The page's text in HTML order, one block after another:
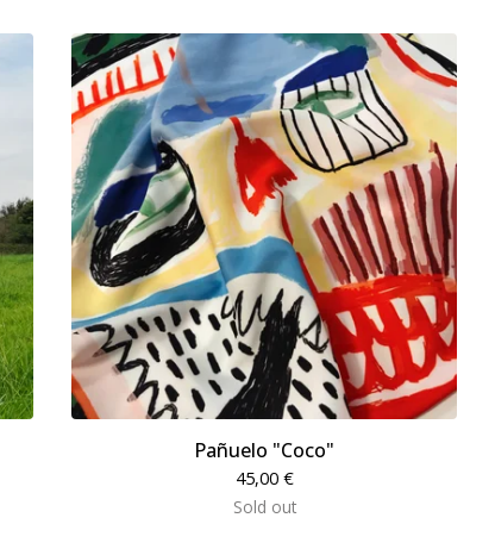
Pañuelo "Coco"
45,00 €
Sold out